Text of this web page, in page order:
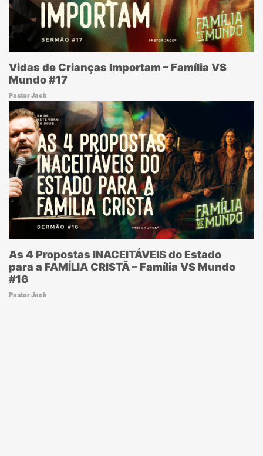
Vidas de Crianças Importam – Família VS
Mundo #17
Pastor Jack
As 4 Propostas INACEITÁVEIS do Estado
para a FAMÍLIA CRISTÃ – Família VS Mundo
#16
Pastor Jack